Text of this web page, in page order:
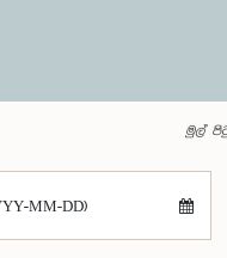
මුල්
MM-DD)